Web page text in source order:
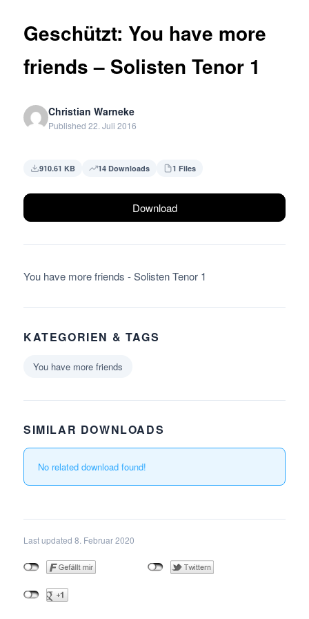
Geschützt: You have more
friends – Solisten Tenor 1
Christian Warneke
Published 22. Juli 2016
910.61 KB 14 Downloads 1 Files
Download
You have more friends - Solisten Tenor 1
KATEGORIEN & TAGS
You have more friends
SIMILAR DOWNLOADS
No related download found!
Last updated 8. Februar 2020